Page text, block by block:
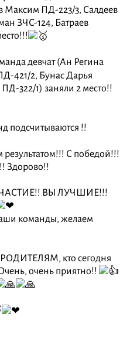
ПД-223/3, Салдеев
ЗЧС-124, Батраев
девчат (Ан Регина
421/2, Бунас Дарья
322/1) заняли 2 место!!
подсчитываются !!
результатом!!! С победой!!!
Здорово!!
ВЫ ЛУЧШИЕ!!!
команды, желаем
кто сегодня
очень приятно!!